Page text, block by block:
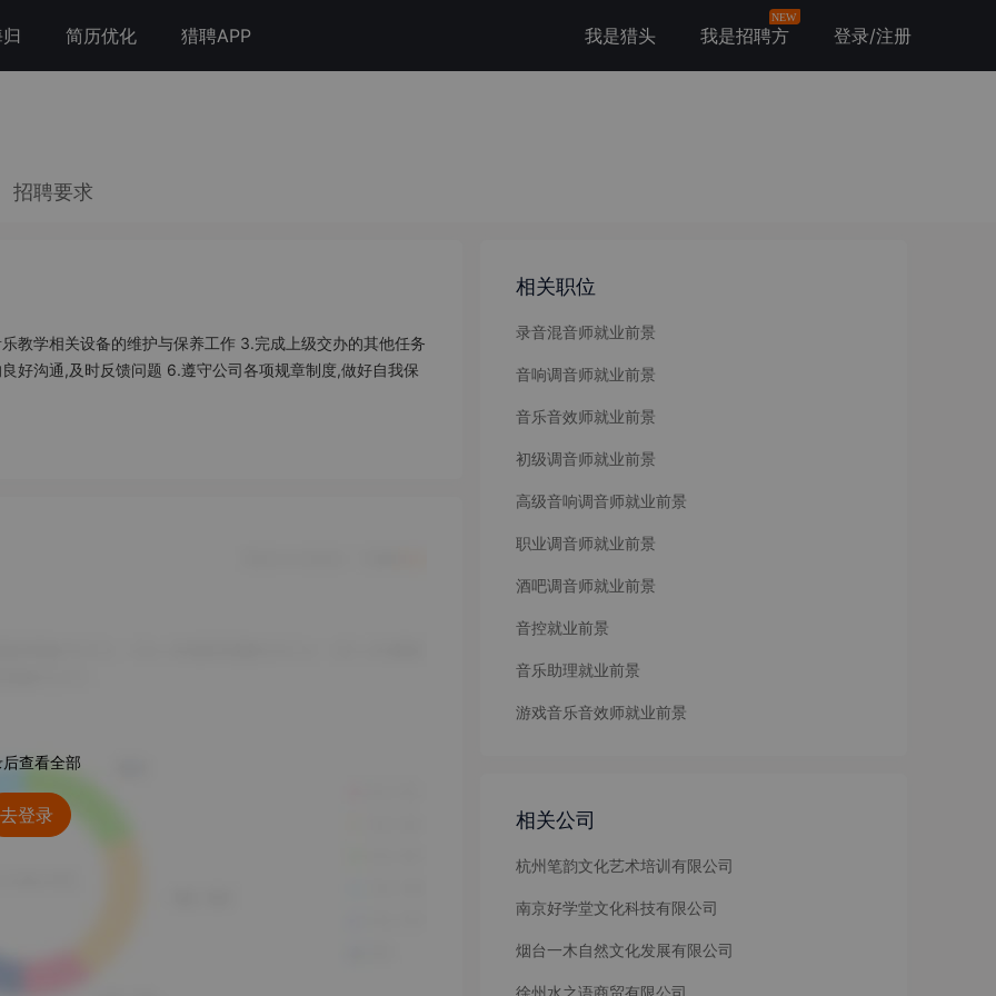
简历优化 猎聘APP 我是猎头 我是招聘方
NEW
登录/注册
招聘要求
教学相关设备的维护与保养工作 3.完成上级交办的其他任务
好沟通,及时反馈问题 6.遵守公司各项规章制度,做好自我保
查看全部
去登录
相关职位
录音混音师就业前景
音响调音师就业前景
音乐音效师就业前景
初级调音师就业前景
高级音响调音师就业前景
职业调音师就业前景
酒吧调音师就业前景
音控就业前景
音乐助理就业前景
游戏音乐音效师就业前景
相关公司
杭州笔韵文化艺术培训有限公司
南京好学堂文化科技有限公司
烟台一木自然文化发展有限公司
徐州水之语商贸有限公司